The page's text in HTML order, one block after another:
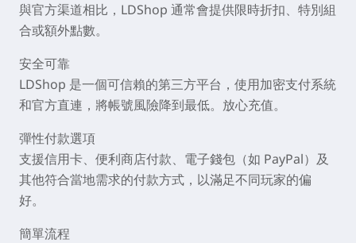
與官方渠道相比，LDShop 通常會提供限時折扣、特別組
合或額外點數。
安全可靠
LDShop 是一個可信賴的第三方平台，使用加密支付系統
和官方直連，將帳號風險降到最低。放心充值。
彈性付款選項
支援信用卡、便利商店付款、電子錢包（如 PayPal）及
其他符合當地需求的付款方式，以滿足不同玩家的偏
好。
簡單流程